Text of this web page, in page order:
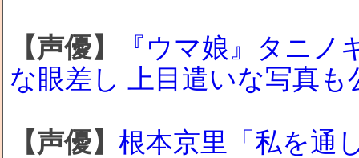
【声優】
『ウマ娘』タニ
な眼差し 上目遣いな写真も
【声優】 根本京里「私を通